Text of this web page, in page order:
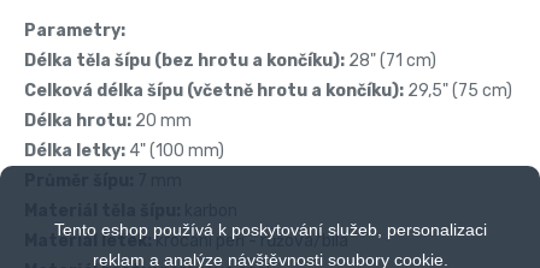
Tento eshop používá k poskytování služeb, personalizaci
reklam a analýze návštěvnosti soubory cookie.
Parametry:
Délka těla šípu (bez hrotu a končíku): 28" (71 cm)
Celková délka šípu (včetně hrotu a končíku): 29,5" (75 cm)
Délka hrotu: 20 mm
Délka letky: 4" (100 mm)
Materiál letek: krocaní peří - růžová/bílá